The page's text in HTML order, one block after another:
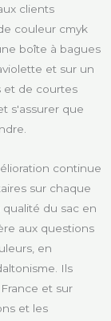
clients
couleur cmyk
boîte à bagues
et sur un
et de courtes
s'assurer que
continue
sur chaque
du sac en
aux questions
en
Ils
et sur
et les